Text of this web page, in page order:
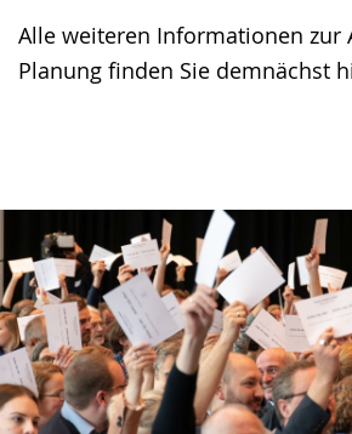
Alle weiteren Informationen zur
Planung finden Sie demnächst